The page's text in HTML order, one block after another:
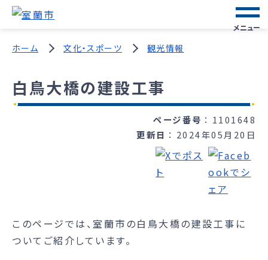
メニュー
ホーム 文化・スポーツ 観光情報
白鳥大橋の建設工事
ページ番号
1101648
更新日
2024年05月20日
このページでは、室蘭市の白鳥大橋の建設工事に
ついてご紹介しています。